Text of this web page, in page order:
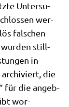
Unter­su­
wer­
fal­schen
wur­den still­
in
archi­viert, die
für die angeb­
wor­